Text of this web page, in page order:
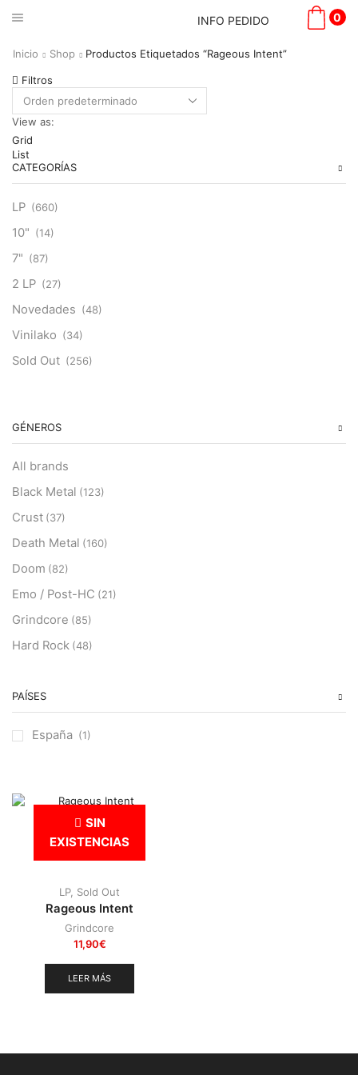
INFO PEDIDO 0
Inicio Shop Productos Etiquetados “Rageous Intent”
Filtros
View as:
Grid
List
CATEGORÍAS
LP (660)
10" (14)
7" (87)
2 LP (27)
Novedades (48)
Vinilako (34)
Sold Out (256)
GÉNEROS
All brands
Black Metal (123)
Crust (37)
Death Metal (160)
Doom (82)
Emo / Post-HC (21)
Grindcore (85)
Hard Rock (48)
Heavy Metal
Sludge (35)
Thrash Metal(108)
PAÍSES
España (1)
SIN
EXISTENCIAS
LP, Sold Out
Rageous Intent
Grindcore
11,90€
LEER MÁS